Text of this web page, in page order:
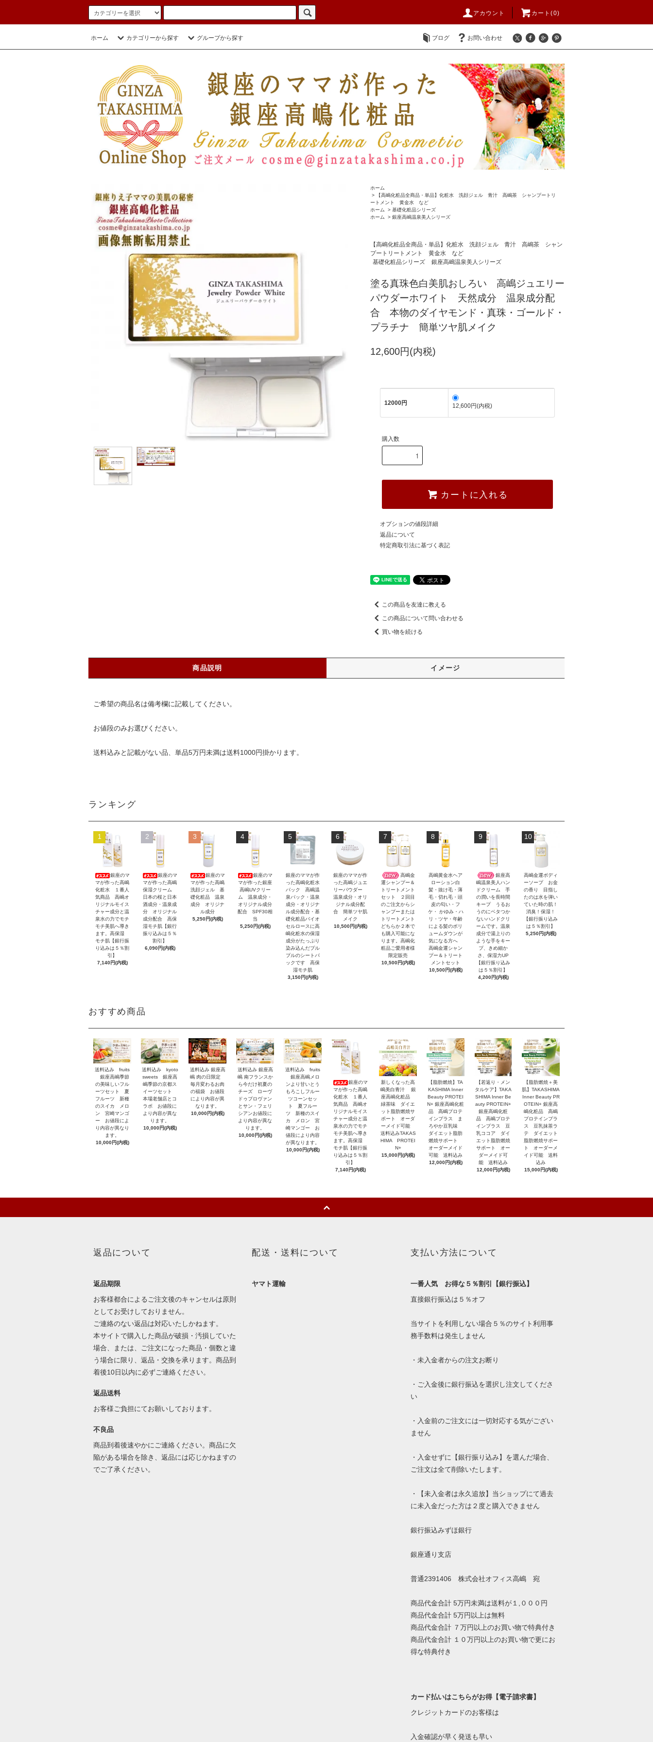
アカウント カート(0)
ホーム カテゴリーから探す グループから探す ブログ お問い合わせ
ホーム
>
【高嶋化粧品全商品・単品】化粧水 洗顔ジェル 青汁 高嶋茶 シャンプートリ
ートメント 黄金水 など
ホーム
> 基礎化粧品シリーズ
ホーム
> 銀座高嶋温泉美人シリーズ
【高嶋化粧品全商品・単品】化粧水 洗顔ジェル 青汁 高嶋茶 シャン
プートリートメント 黄金水 など
基礎化粧品シリーズ
銀座高嶋温泉美人シリーズ
塗る真珠色白美肌おしろい 高嶋ジュエリー
パウダーホワイト 天然成分 温泉成分配
合 本物のダイヤモンド・真珠・ゴールド・
プラチナ 簡単ツヤ肌メイク
12,600円(内税)
12000円 12,600円(内税)
購入数
カートに入れる
オプションの値段詳細
返品について
特定商取引法に基づく表記
この商品を友達に教える
この商品について問い合わせる
買い物を続ける
商品説明 イメージ
ご希望の商品名は備考欄に記載してください。
お値段のみお選びください。
送料込みと記載がない品、単品5万円未満は送料1000円掛かります。
ランキング
1
銀座のマ
マが作った高嶋
化粧水 １番人
気商品 高嶋オ
リジナルモイス
チャー成分と温
泉水の力でモチ
モチ美肌へ導き
ます。高保湿
モチ肌【銀行振
り込みは５％割
引】
7,140円(内税)
2
銀座のマ
マが作った高嶋
保湿クリーム
日本の桜と日本
酒成分・温泉成
分 オリジナル
成分配合 高保
湿モチ肌【銀行
振り込みは５％
割引】
6,090円(内税)
3
銀座のマ
マが作った高嶋
洗顔ジェル 基
礎化粧品 温泉
成分 オリジナ
ル成分
5,250円(内税)
4
銀座のマ
マが作った銀座
高嶋UVクリー
ム 温泉成分・
オリジナル成分
配合 SPF30相
当
5,250円(内税)
5
銀座のママが作
った高嶋化粧水
パック 高嶋温
泉パック・温泉
成分・オリジナ
ル成分配合・基
礎化粧品バイオ
セルロースに高
嶋化粧水の保湿
成分がたっぷり
染み込んだプル
プルのシートパ
ックです 高保
湿モチ肌
3,150円(内税)
6
銀座のママが作
った高嶋ジュエ
リーパウダー
温泉成分・オリ
ジナル成分配
合 簡単ツヤ肌
メイク
10,500円(内税)
7
高嶋金
運シャンプー＆
トリートメント
セット ２回目
のご注文からシ
ャンプーまたは
トリートメント
どちらか２本で
も購入可能にな
ります。高嶋化
粧品ご愛用者様
限定販売
10,500円(内税)
8
高嶋黄金水ヘア
ローション白
髪・抜け毛・薄
毛・切れ毛・頭
皮の匂い・フ
ケ・ かゆみ・ハ
リ・ツヤ・年齢
による髪のボリ
ュームダウンが
気になる方へ
高嶋金運シャン
プー＆トリート
メントセット
10,500円(内税)
9
銀座高
嶋温泉美人ハン
ドクリーム 手
の潤いを長時間
キープ うるお
うのにベタつか
ないハンドクリ
ームです。温泉
成分で湯上りの
ような手をキー
プ、きめ細か
さ、保湿力UP
【銀行振り込み
は５％割引】
4,200円(内税)
10
高嶋金運ボディ
ーソープ お金
の香り 目指し
たのは水を弾い
ていた時の肌！
消臭！保湿！
【銀行振り込み
は５％割引】
5,250円(内税)
おすすめ商品
送料込み fruits
銀座高嶋季節
の美味しいフル
ーツセット 夏
フルーツ 新種
のスイカ メロ
ン 宮崎マンゴ
ー お値段によ
り内容が異なり
ます。
10,000円(内税)
送料込み kyoto
sweets 銀座高
嶋季節の京都ス
イーツセット
本場老舗店とコ
ラボ お値段に
より内容が異な
ります。
10,000円(内税)
送料込み 銀座高
嶋 肉の日限定
毎月変わるお肉
の福袋 お値段
により内容が異
なります。
10,000円(内税)
送料込み 銀座高
嶋 南フランスか
ら今だけ初夏の
チーズ ローヴ
ドゥプロヴァン
とサン・フェリ
シアンお値段に
より内容が異な
ります。
10,000円(内税)
送料込み fruits
銀座高嶋メロ
ンより甘いとう
もろこしフルー
ツコーンセッ
ト 夏フルー
ツ 新種のスイ
カ メロン 宮
崎マンゴー お
値段により内容
が異なります。
10,000円(内税)
銀座のマ
マが作った高嶋
化粧水 １番人
気商品 高嶋オ
リジナルモイス
チャー成分と温
泉水の力でモチ
モチ美肌へ導き
ます。高保湿
モチ肌【銀行振
り込みは５％割
引】
7,140円(内税)
新しくなった高
嶋美白青汁 銀
座高嶋化粧品
緑茶味 ダイエ
ット脂肪燃焼サ
ポート オーダ
ーメイド可能
送料込みTAKAS
HIMA PROTEI
N+
15,000円(内税)
【脂肪燃焼】TA
KASHIMA Inner
Beauty PROTEI
N+ 銀座高嶋化粧
品 高嶋プロテ
インプラス ま
ろやか豆乳味
ダイエット脂肪
燃焼サポート
オーダーメイド
可能 送料込み
12,000円(内税)
【若返り・メン
タルケア】TAKA
SHIMA Inner Be
auty PROTEIN+
銀座高嶋化粧
品 高嶋プロテ
インプラス 豆
乳ココア ダイ
エット脂肪燃焼
サポート オー
ダーメイド可
能 送料込み
12,000円(内税)
【脂肪燃焼＋美
肌】TAKASHIMA
Inner Beauty PR
OTEIN+ 銀座高
嶋化粧品 高嶋
プロテインプラ
ス 豆乳抹茶ラ
テ ダイエット
脂肪燃焼サポー
ト オーダーメ
イド可能 送料
込み
15,000円(内税)
返品について
返品期限
お客様都合によるご注文後のキャンセルは原則
としてお受けしておりません。
ご連絡のない返品は対応いたしかねます。
本サイトで購入した商品が破損・汚損していた
場合、または、ご注文になった商品・個数と違
う場合に限り、返品・交換を承ります。商品到
着後10日以内に必ずご連絡ください。
返品送料
お客様ご負担にてお願いしております。
不良品
商品到着後速やかにご連絡ください。商品に欠
陥がある場合を除き、返品には応じかねますの
でご了承ください。
配送・送料について
ヤマト運輸
支払い方法について
一番人気 お得な５％割引【銀行振込】
直接銀行振込は５％オフ
当サイトを利用しない場合５％のサイト利用事
務手数料は発生しません
・未入金者からの注文お断り
・ご入金後に銀行振込を選択し注文してくださ
い
・入金前のご注文には一切対応する気がござい
ません
・入金せずに【銀行振り込み】を選んだ場合、
ご注文は全て削除いたします。
・【未入金者は永久追放】当ショップにて過去
に未入金だった方は２度と購入できません
銀行振込みずほ銀行
銀座通り支店
普通2391406 株式会社オフィス高嶋 宛
商品代金合計 5万円未満は送料が１,０００円
商品代金合計 5万円以上は無料
商品代金合計 ７万円以上のお買い物で特典付き
商品代金合計 １０万円以上のお買い物で更にお
得な特典付き
カード払いはこちらがお得【電子請求書】
クレジットカードのお客様は
入金確認が早く発送も早い